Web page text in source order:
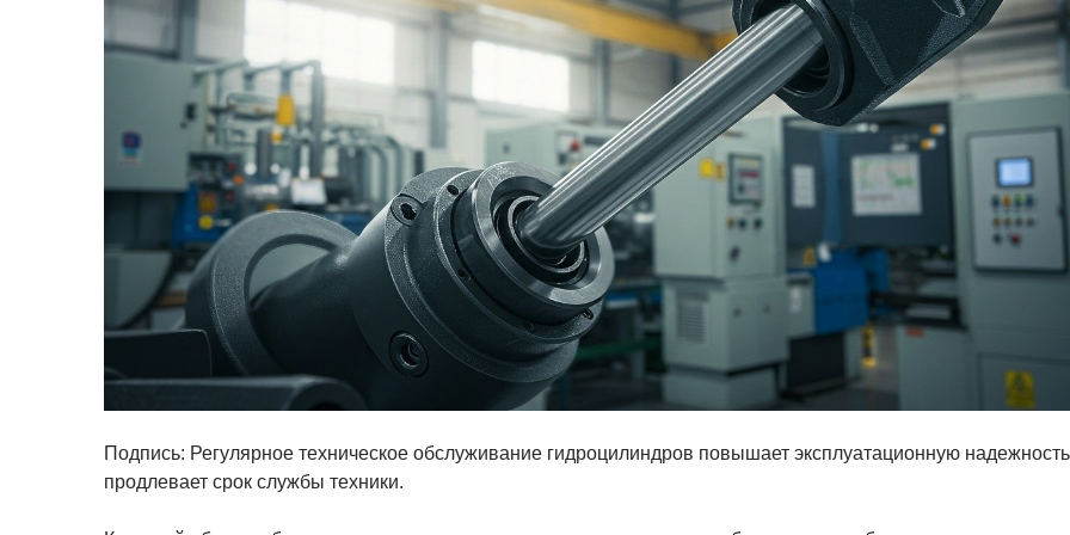
Подпись: Регулярное техническое обслуживание гидроцилиндров повышает эксплуатационную
продлевает срок службы техники.